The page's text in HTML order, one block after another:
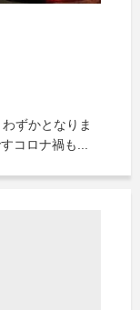
ずかとなりま
コロナ禍も...